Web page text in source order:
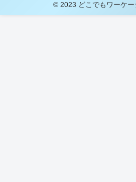
© 2023 どこでもワーケー